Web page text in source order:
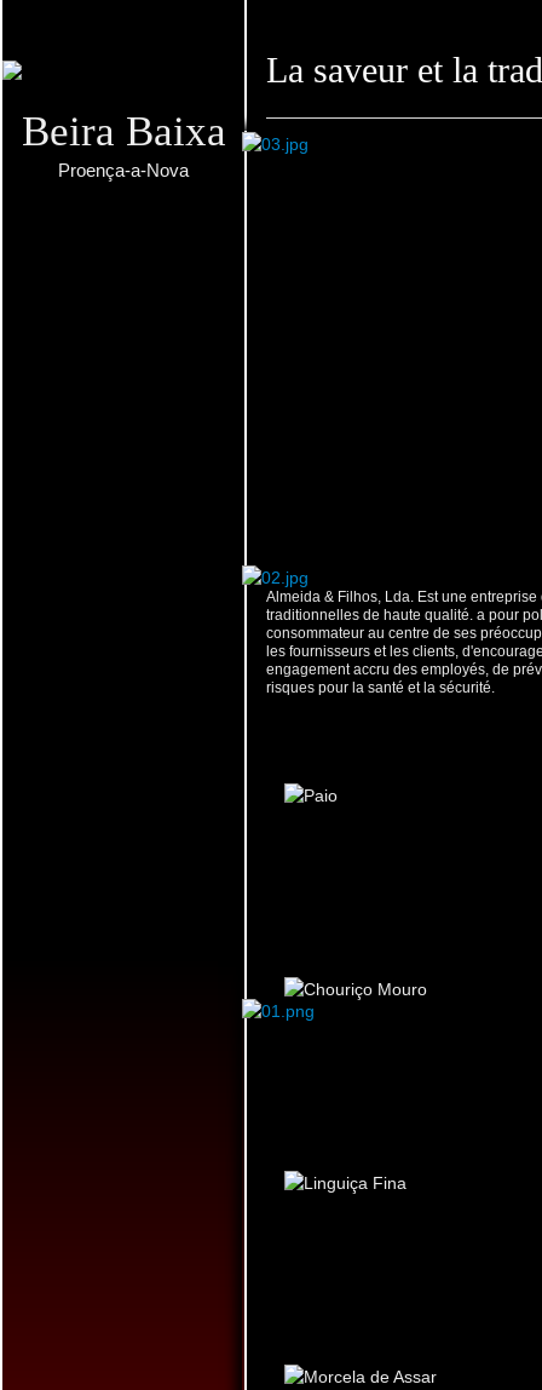
Beira Baixa
Proença-a-Nova
La saveur et la
Almeida & Filhos, Lda. Est une
traditionnelles de haute qualité. a pour
consommateur au centre de ses
les fournisseurs et les clients,
engagement accru des employés, de
risques pour la santé et la sécurité.